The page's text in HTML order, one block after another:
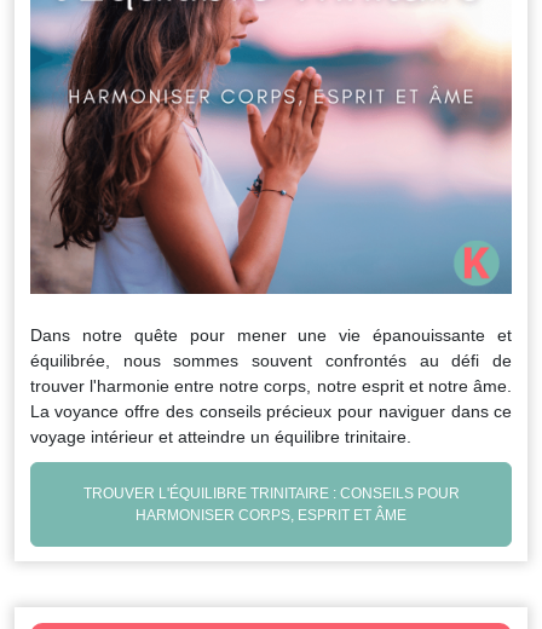
Dans notre quête pour mener une vie épanouissante et
équilibrée, nous sommes souvent confrontés au défi de
trouver l'harmonie entre notre corps, notre esprit et notre âme.
La voyance offre des conseils précieux pour naviguer dans ce
voyage intérieur et atteindre un équilibre trinitaire.
TROUVER L'ÉQUILIBRE TRINITAIRE : CONSEILS POUR
HARMONISER CORPS, ESPRIT ET ÂME